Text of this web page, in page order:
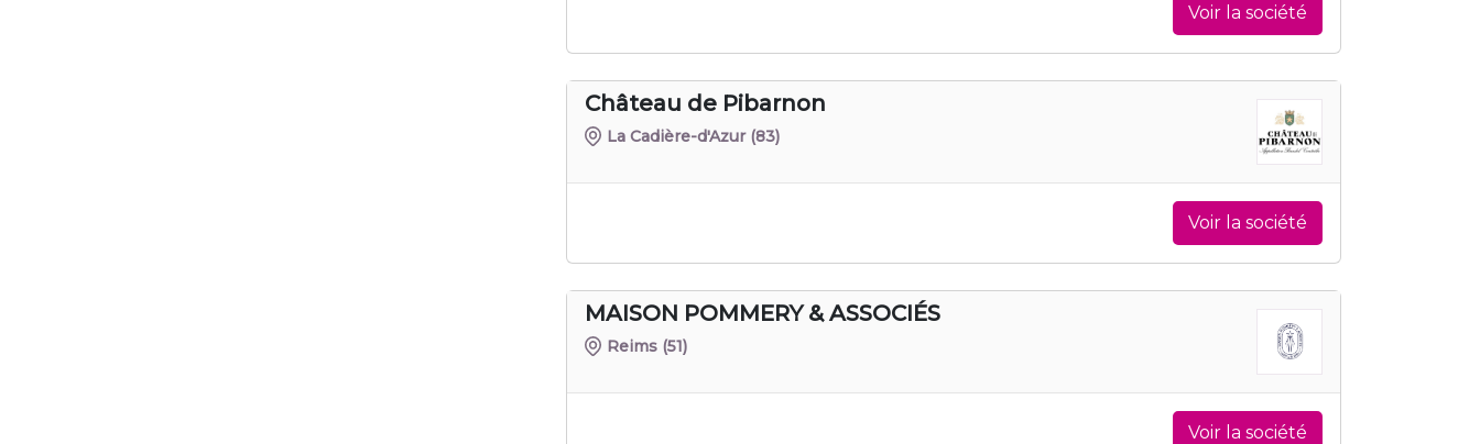
Voir la société
Château de Pibarnon
La Cadière-d'Azur (83)
Voir la société
MAISON POMMERY & ASSOCIÉS
Reims (51)
Voir la société